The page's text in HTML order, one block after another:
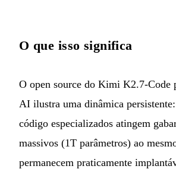
O que isso significa
O open source do Kimi K2.7-Code
AI ilustra uma dinâmica
código especializados atingem
massivos (1T parâmetros) ao
permanecem praticamente